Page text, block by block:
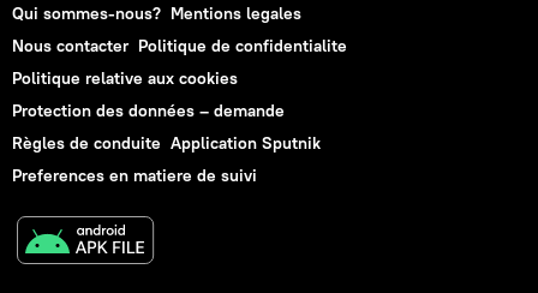
Qui sommes-nous? Mentions legales
Nous contacter Politique de confidentialite
Politique relative aux cookies
Protection des données – demande
Règles de conduite Application Sputnik
Preferences en matiere de suivi